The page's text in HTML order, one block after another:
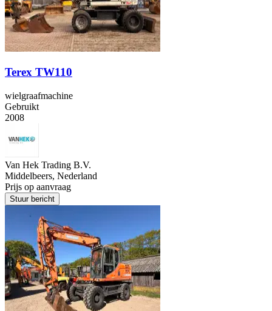
Terex TW110
wielgraafmachine
Gebruikt
2008
Van Hek Trading B.V.
Middelbeers, Nederland
Prijs op aanvraag
Stuur bericht